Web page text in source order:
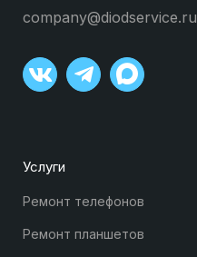
company@diodservice.ru
Услуги
Ремонт телефонов
Ремонт планшетов